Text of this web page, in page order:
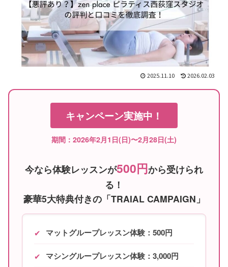
2025.11.10 2026.02.03
キャンペーン実施中！
期間：2026年2月1日(日)〜2月28日(土)
今なら体験レッスンが500円から受けられ
る！
豪華5大特典付きの「TRAIAL CAMPAIGN」
✔ マットグループレッスン体験：500円
✔ マシングループレッスン体験：3,000円